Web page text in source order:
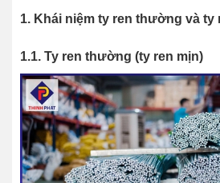
1. Khái niệm ty ren thường và ty
1.1. Ty ren thường (ty ren mịn)